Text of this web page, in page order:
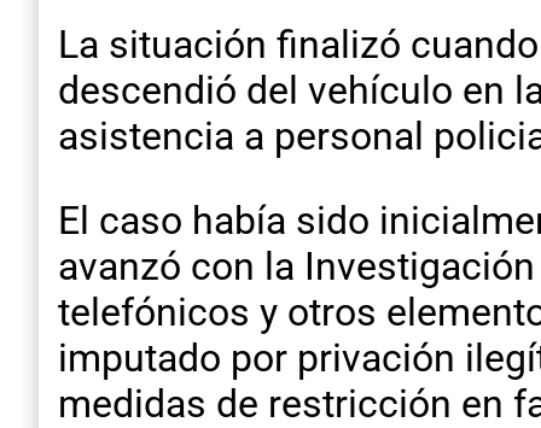
La situación finalizó
descendió del vehículo en
asistencia a personal
El caso había sido
avanzó con la
telefónicos y otros
imputado por privación
medidas de restricción en